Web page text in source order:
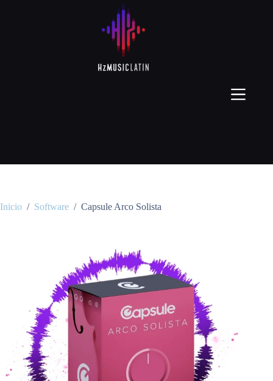
Inicio / Software / Capsule Arco Solista